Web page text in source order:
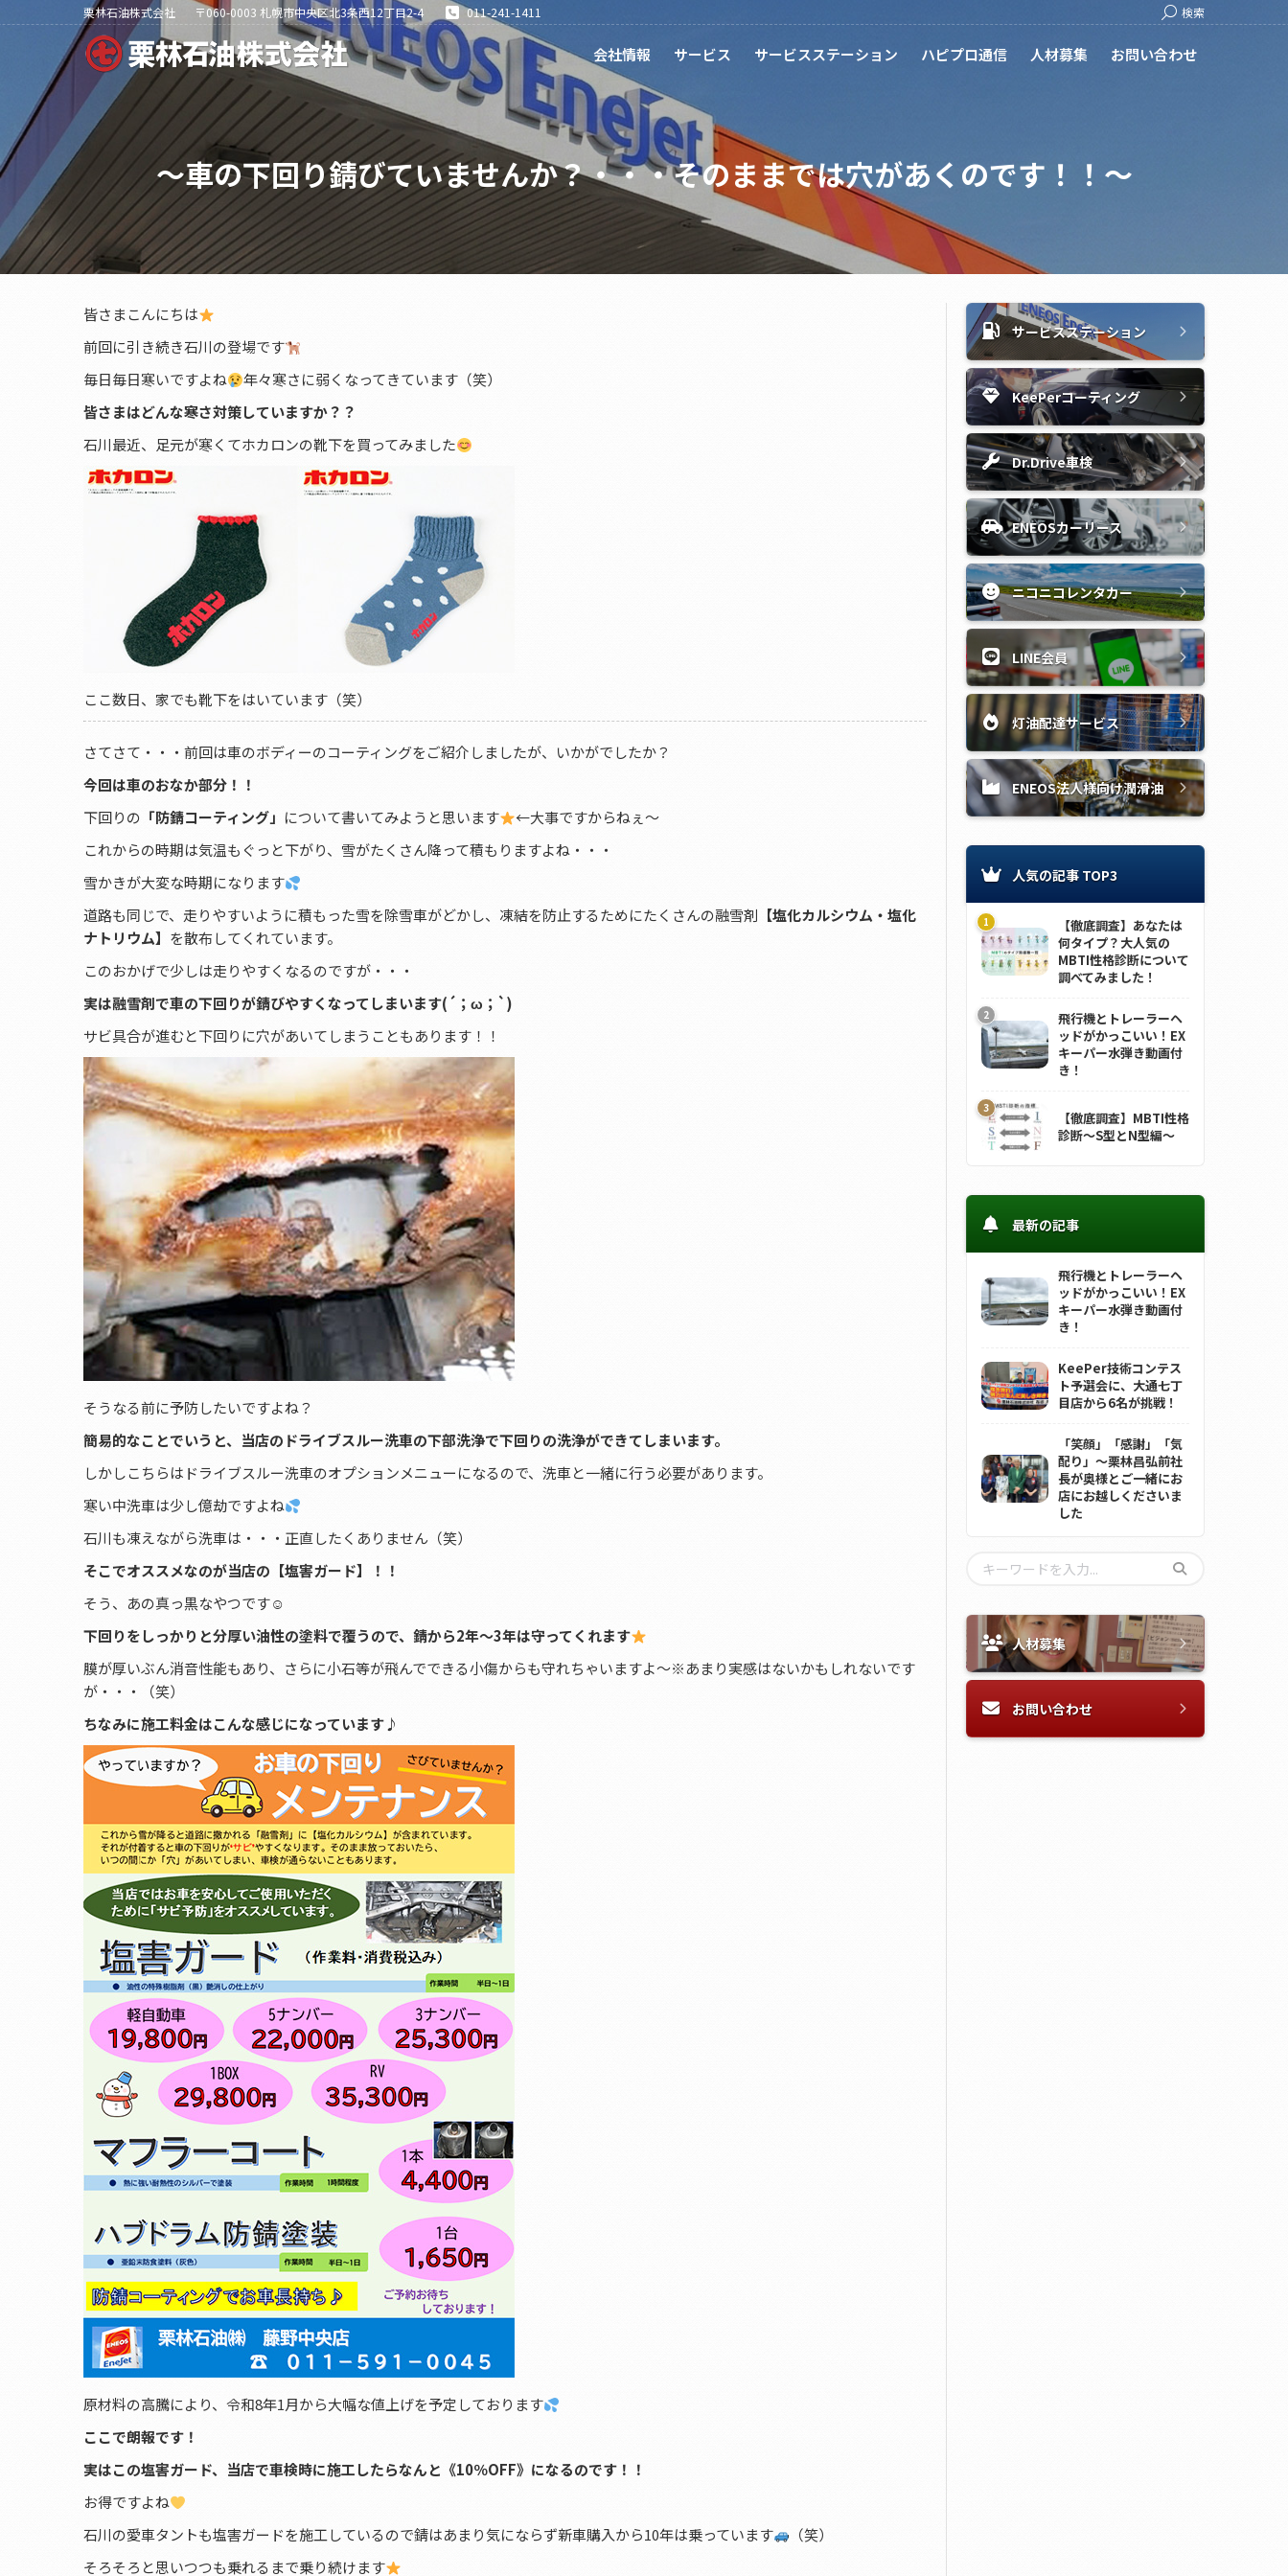
栗林石油株式会社 〒060-0003 札幌市中央区北3条西12丁目2-4 011-241-1411 Search:
検索
会社情報 サービス サービスステーション ハピプロ通信 人材募集 お問い合わせ
～車の下回り錆びていませんか？・・・そのままでは穴があくのです！！～
皆さまこんにちは
前回に引き続き石川の登場です
毎日毎日寒いですよね
年々寒さに弱くなってきています（笑）
皆さまはどんな寒さ対策していますか？？
石川最近、足元が寒くてホカロンの靴下を買ってみました
ここ数日、家でも靴下をはいています（笑）
さてさて・・・前回は車のボディーのコーティングをご紹介しましたが、いかがでしたか？
今回は車のおなか部分！！
下回りの 「防錆コーティング」 について書いてみようと思います
←大事ですからねぇ～
これからの時期は気温もぐっと下がり、雪がたくさん降って積もりますよね・・・
雪かきが大変な時期になります
道路も同じで、走りやすいように積もった雪を除雪車がどかし、凍結を防止するためにたくさんの融雪剤 【塩化カルシウム・塩化
ナトリウム】 を散布してくれています。
このおかげで少しは走りやすくなるのですが・・・
実は融雪剤で車の下回りが錆びやすくなってしまいます(´；ω；`)
サビ具合が進むと下回りに穴があいてしまうこともあります！！
そうなる前に予防したいですよね？
簡易的なことでいうと、当店のドライブスルー洗車の下部洗浄で下回りの洗浄ができてしまいます。
しかしこちらはドライブスルー洗車のオプションメニューになるので、洗車と一緒に行う必要があります。
寒い中洗車は少し億劫ですよね
石川も凍えながら洗車は・・・正直したくありません（笑）
そこでオススメなのが当店の【塩害ガード】！！
そう、あの真っ黒なやつです☺
下回りをしっかりと分厚い油性の塗料で覆うので、錆から2年～3年は守ってくれます
膜が厚いぶん消音性能もあり、さらに小石等が飛んでできる小傷からも守れちゃいますよ～※あまり実感はないかもしれないです
が・・・（笑）
ちなみに施工料金はこんな感じになっています♪
原材料の高騰により、令和8年1月から大幅な値上げを予定しております
ここで朗報です！
実はこの塩害ガード、当店で車検時に施工したらなんと《10％OFF》になるのです！！
お得ですよね
石川の愛車タントも塩害ガードを施工しているので錆はあまり気にならず新車購入から10年は乗っています
（笑）
そろそろと思いつつも乗れるまで乗り続けます
サービスステーション
KeePerコーティング
Dr.Drive車検
ENEOSカーリース
ニコニコレンタカー
LINE会員
灯油配達サービス
ENEOS法人様向け潤滑油
人気の記事 TOP3
【徹底調査】あなたは
何タイプ？大人気の
MBTI性格診断について
調べてみました！
飛行機とトレーラーヘ
ッドがかっこいい！EX
キーパー水弾き動画付
き！
【徹底調査】MBTI性格
診断～S型とN型編～
最新の記事
飛行機とトレーラーヘ
ッドがかっこいい！EX
キーパー水弾き動画付
き！
KeePer技術コンテス
ト予選会に、大通七丁
目店から6名が挑戦！
「笑顔」「感謝」「気
配り」～栗林昌弘前社
長が奥様とご一緒にお
店にお越しくださいま
した
人材募集
お問い合わせ